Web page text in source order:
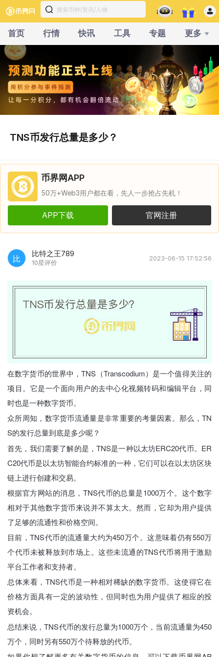
首页 行情 快讯 工具 专题 更多
TNS币发行总量是多少？
币界网APP
50万+Web3用户都在看，先人一步抢占先机！
APP下载 官网注册
比 比特之王789
10星评价
2023-06-15 17:52:56
在数字货币的世界中，TNS（Transcodium）是一个值得关注的
项目。它是一个面向用户的去中心化视频转码和编辑平台，同
时也是一种数字货币。
众所周知，数字货币流通量是非常重要的考量因素。那么，TN
S的发行总量到底是多少呢？
首先，我们需要了解的是，TNS是一种以太坊ERC20代币。ER
C20代币是以太坊智能合约标准的一种，它们可以在以太坊区块
链上进行创建和交易。
根据官方网站的消息，TNS代币的总量是1000万个。这个数字
相对于其他数字货币来说并不算太大。然而，它却为用户提供
了足够的流通性和价格空间。
目前，TNS代币的流通量大约为450万个。这意味着仍有550万
个代币未被释放到市场上。这些未流通的TNS代币将用于激励
平台工作者和支持者。
总体来看，TNS代币是一种相对稀缺的数字货币。这使得它在
价格方面具有一定的波动性，但同时也为用户提供了相应的投
资机会。
总结来说，TNS代币的发行总量为1000万个，当前流通量为450
万个，同时另有550万个待释放的代币。